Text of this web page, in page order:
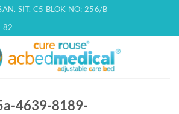
SIT. C5 BLOK NO: 256/B
82
4639-8189-